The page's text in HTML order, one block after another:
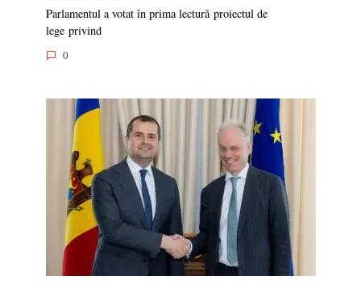
Parlamentul a votat în prima lectură proiectul de
lege privind
0